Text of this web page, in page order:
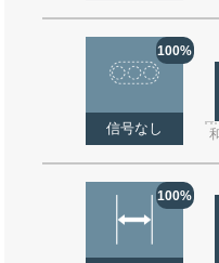
100%
信号なし
100%